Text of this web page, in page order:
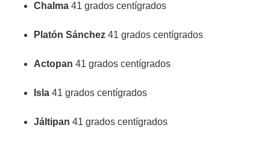
Chalma 41 grados centígrados
Platón Sánchez 41 grados centígrados
Actopan 41 grados centígrados
Isla 41 grados centígrados
Jáltipan 41 grados centígrados